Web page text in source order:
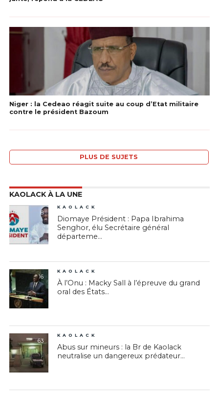
Niger : la Cedeao réagit suite au coup d’Etat militaire
contre le président Bazoum
PLUS DE SUJETS
KAOLACK À LA UNE
8
KAOLACK
Diomaye Président : Papa Ibrahima
Senghor, élu Secrétaire général
départeme...
16
KAOLACK
À l’Onu : Macky Sall à l’épreuve du grand
oral des États...
63
KAOLACK
Abus sur mineurs : la Br de Kaolack
neutralise un dangereux prédateur...